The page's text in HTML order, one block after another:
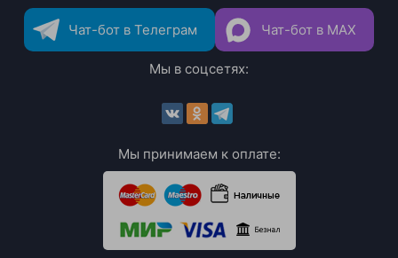
Чат-бот в Телеграм Чат-бот в MAX
Мы в соцсетях:
Мы принимаем к оплате: